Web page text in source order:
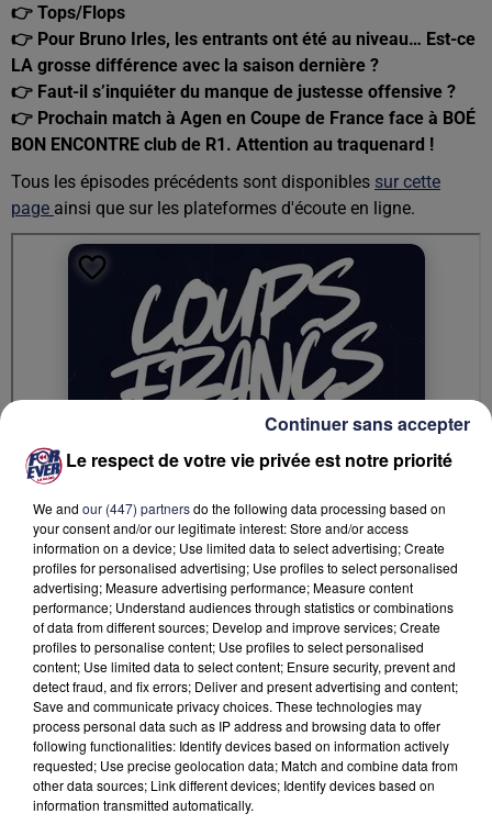
👉 Tops/Flops
👉 Pour Bruno Irles, les entrants ont été au niveau… Est-ce
LA grosse différence avec la saison dernière ?
👉 Faut-il s’inquiéter du manque de justesse offensive ?
👉 Prochain match à Agen en Coupe de France face à BOÉ
BON ENCONTRE club de R1. Attention au traquenard !
Tous les épisodes précédents sont disponibles sur cette
page ainsi que sur les plateformes d'écoute en ligne.
Le respect de votre vie privée est notre priorité
We and our (447) partnersdo the following data processing based on
your consent and/or our legitimate interest: Store and/or access
information on a device; Use limited data to select advertising; Create
profiles for personalised advertising; Use profiles to select personalised
advertising; Measure advertising performance; Measure content
performance; Understand audiences through statistics or combinations
of data from different sources; Develop and improve services; Create
profiles to personalise content; Use profiles to select personalised
content; Use limited data to select content; Ensure security, prevent and
detect fraud, and fix errors; Deliver and present advertising and content;
Save and communicate privacy choices. These technologies may
process personal data such as IP address and browsing data to offer
following functionalities: Identify devices based on information actively
requested; Use precise geolocation data; Match and combine data from
other data sources; Link different devices; Identify devices based on
information transmitted automatically.
Continuer sans accepter